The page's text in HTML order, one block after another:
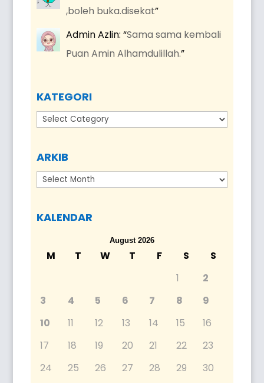
,boleh buka.disekat”
Admin Azlin: “Sama sama kembali
Puan Amin Alhamdulillah.”
KATEGORI
Kategori
ARKIB
Arkib
KALENDAR
August 2026
M T W T F S
S
1
2
3
4 5 6 7 8
9
10
11 12 13 14 15
16
17
18 19 20 21 22
23
24
25 26 27 28 29
30